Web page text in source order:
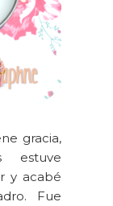
gracia,
y acabé
Fue